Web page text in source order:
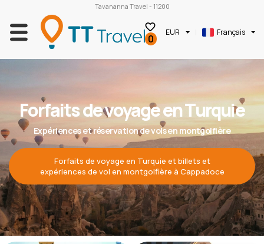
Tavananna Travel - 11200
0 EUR Français
Forfaits de voyage en Turquie
Expériences et réservation de vols en montgolfière
Forfaits de voyage en Turquie et billets et
expériences de vol en montgolfière à Cappadoce